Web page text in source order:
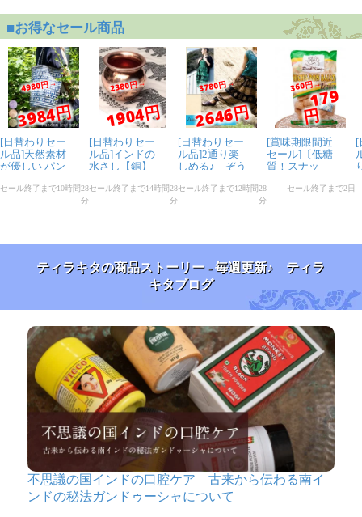
ティラキタの商品ストーリー - 毎週更新♪ ティラ
キタブログ
不思議の国インドの口腔ケア 古来から伝わる南イ
ンドの秘法ガンドゥーシャについて